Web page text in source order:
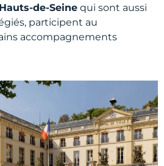
de-Seine qui sont aussi
participent au
accompagnements